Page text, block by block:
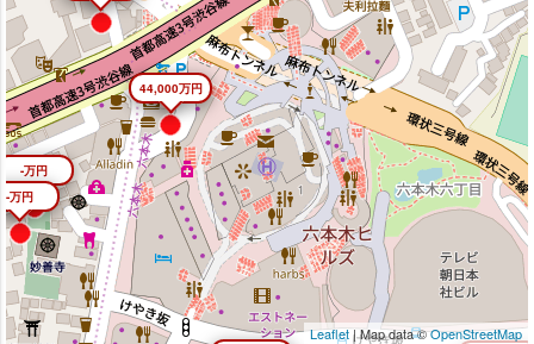
44,000万円
-万円
-万円
Leaflet| Map data ©OpenStreetMap